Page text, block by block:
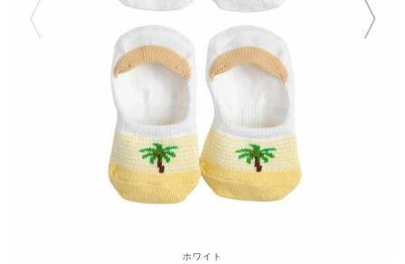
ホワイト